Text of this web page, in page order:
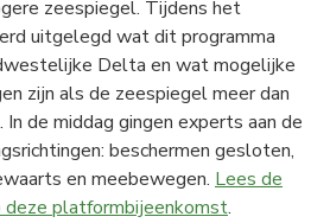
zeespiegel. Tijdens het
uitgelegd wat dit programma
Delta en wat mogelijke
zijn als de zeespiegel meer dan
de middag gingen experts aan de
beschermen gesloten,
en meebewegen. Lees de
platformbijeenkomst.